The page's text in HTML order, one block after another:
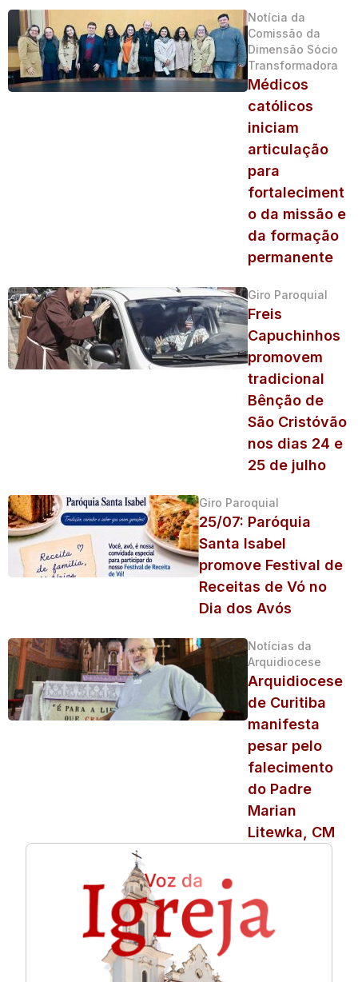
Notícia da
Comissão da
Dimensão Sócio
Transformadora
Médicos
católicos
iniciam
articulação
para
fortaleciment
o da missão e
da formação
permanente
Giro Paroquial
Freis
Capuchinhos
promovem
tradicional
Bênção de
São Cristóvão
nos dias 24 e
25 de julho
Giro Paroquial
25/07: Paróquia
Santa Isabel
promove Festival de
Receitas de Vó no
Dia dos Avós
Notícias da
Arquidiocese
Arquidiocese
de Curitiba
manifesta
pesar pelo
falecimento
do Padre
Marian
Litewka, CM